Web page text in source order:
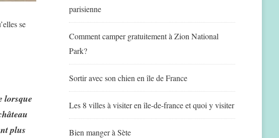
se
lorsque
plus
parisienne
Comment camper gratuitement à Zion National
Park?
Sortir avec son chien en île de France
Les 8 villes à visiter en île-de-france et quoi y visiter
Bien manger à Sète